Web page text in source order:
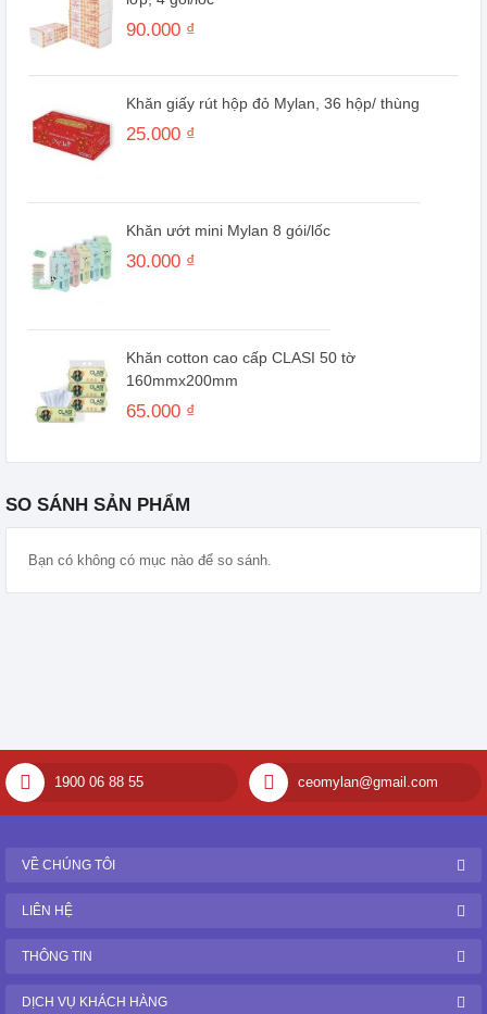
90.000 ₫
Khăn giấy rút hộp đỏ Mylan, 36 hộp/ thùng
25.000 ₫
Khăn ướt mini Mylan 8 gói/lốc
30.000 ₫
Khăn cotton cao cấp CLASI 50 tờ
160mmx200mm
65.000 ₫
SO SÁNH SẢN PHẨM
Bạn có không có mục nào để so sánh.
1900 06 88 55 ceomylan@gmail.com
VỀ CHÚNG TÔI
LIÊN HỆ
THÔNG TIN
DỊCH VỤ KHÁCH HÀNG